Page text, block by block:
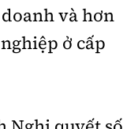
và hơn
ở cấp